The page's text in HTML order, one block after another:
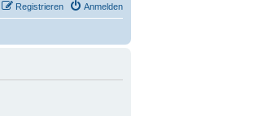
Anmelden
Registrieren